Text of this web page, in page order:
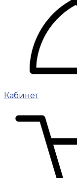
Кабинет